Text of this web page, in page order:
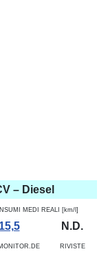
– Diesel
MEDI REALI [km/l]
15,5 N.D.
RIVISTE